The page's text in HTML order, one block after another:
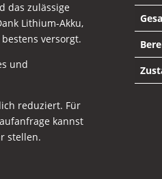
das zulässige
Lithium‑Akku,
versorgt.
und
reduziert. Für
kannst
stellen.